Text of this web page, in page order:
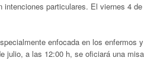
particulares. El viernes 4
enfocada en los enfermos
julio, a las 12:00 h, se oficiará una